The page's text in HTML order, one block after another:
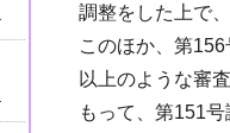
調整をした上で
このほか、第
以上のような審
もって、第151